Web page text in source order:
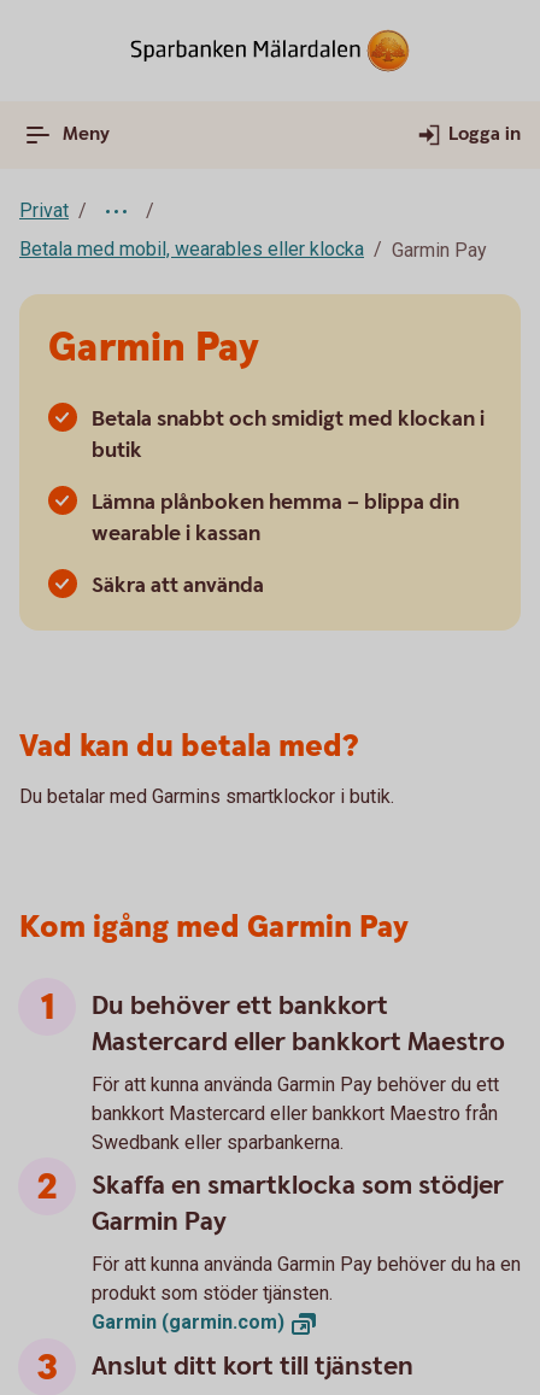
Meny Logga in
Privat
Betala med mobil, wearables eller klocka
Garmin Pay
Garmin Pay
Betala snabbt och smidigt med klockan i
butik
Lämna plånboken hemma – blippa din
wearable i kassan
Säkra att använda
Vad kan du betala med?
Du betalar med Garmins smartklockor i butik.
Kom igång med Garmin Pay
Du behöver ett bankkort
Mastercard eller bankkort Maestro
För att kunna använda Garmin Pay behöver du ett
bankkort Mastercard eller bankkort Maestro från
Swedbank eller sparbankerna.
Skaffa en smartklocka som stödjer
Garmin Pay
För att kunna använda Garmin Pay behöver du ha en
produkt som stöder tjänsten.
Garmin (garmin.com)
Anslut ditt kort till tjänsten